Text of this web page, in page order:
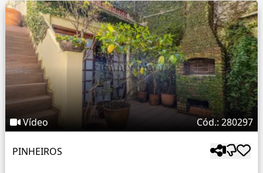
Vídeo Cód.: 280297
PINHEIROS